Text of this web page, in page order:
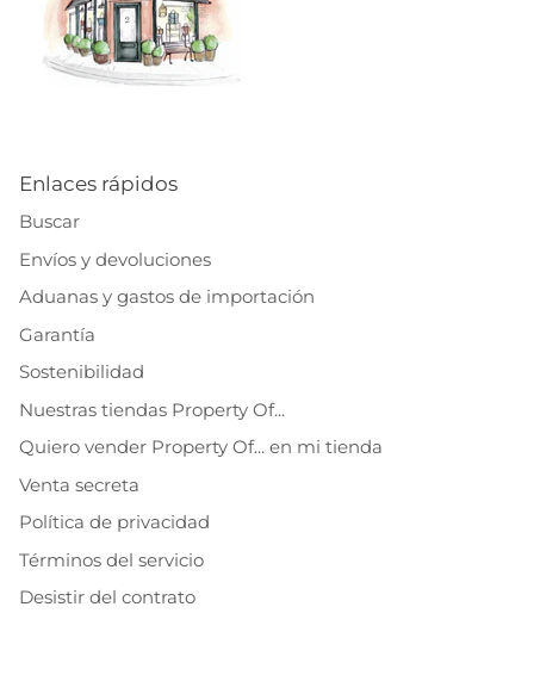
Enlaces rápidos
Buscar
Envíos y devoluciones
Aduanas y gastos de importación
Garantía
Sostenibilidad
Nuestras tiendas Property Of...
Quiero vender Property Of... en mi tienda
Venta secreta
Política de privacidad
Términos del servicio
Desistir del contrato